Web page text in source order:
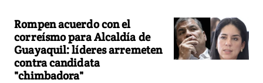
Rompen acuerdo con el
correísmo para Alcaldía de
Guayaquil: líderes arremeten
contra candidata
"chimbadora"